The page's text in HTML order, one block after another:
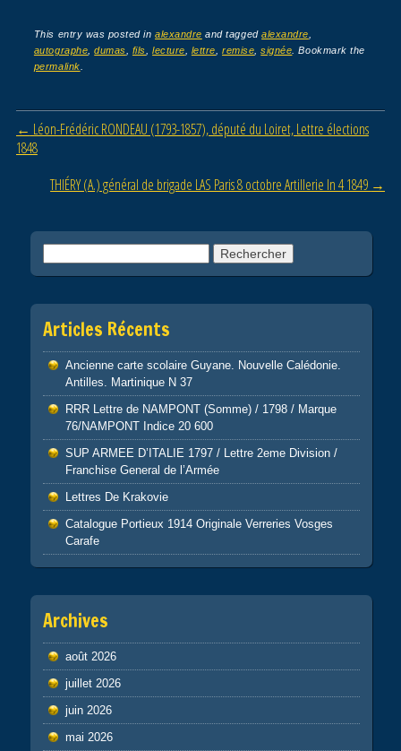
c
e
o
k
tt
er
ail
ta
g
This entry was posted inalexandre and taggedalexandre
autographe ,dumas fils ,lecture lettre ,remise ,signée . Bookmark the
permalink
Post navigation
← Léon-Frédéric RONDEAU (1793-1857), député du Loiret, Lettre élections
1848
THIÉRY (A.) général de brigade LAS Paris 8 octobre Artillerie In 4 1849 →
Articles Récents
Ancienne carte scolaire Guyane. Nouvelle Calédonie.
Antilles. Martinique N 37
RRR Lettre de NAMPONT (Somme) / 1798 / Marque
76/NAMPONT Indice 20 600
SUP ARMEE D’ITALIE 1797 / Lettre 2eme Division /
Franchise General de l’Armée
Lettres De Krakovie
Catalogue Portieux 1914 Originale Verreries Vosges
Carafe
Archives
août 2026
juillet 2026
juin 2026
mai 2026